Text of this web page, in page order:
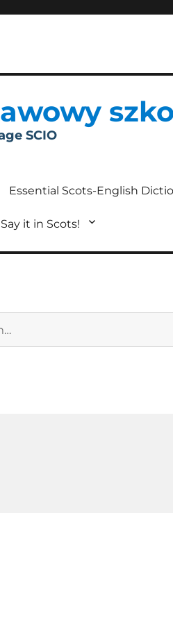
SCIO
Essential Scots-English
Say it in Scots!